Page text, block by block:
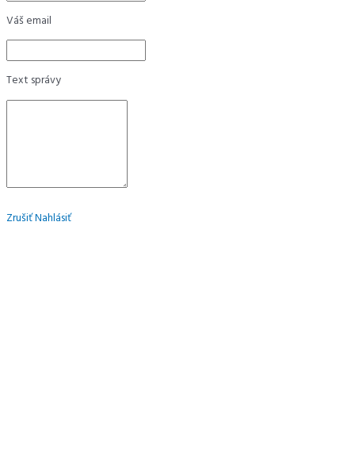
Váš email
Text správy
ZrušiťNahlásiť